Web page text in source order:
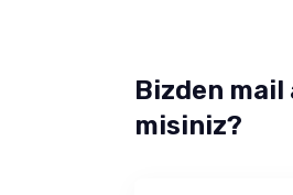
Bizden
misiniz?